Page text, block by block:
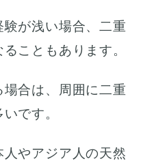
が浅い場合、二重
こともあります。
合は、周囲に二重
です。
やアジア人の天然